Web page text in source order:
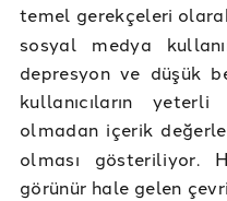
temel gerekçeleri
sosyal medya
depresyon ve düşük
kullanıcıların
olmadan içerik
olması gösteriliyor.
görünür hale gelen